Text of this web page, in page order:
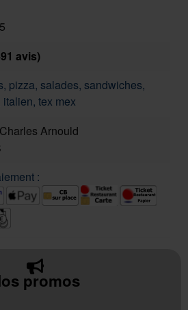
avis)
pizza, salades, sandwiches,
tex mex
Arnould
:
promos